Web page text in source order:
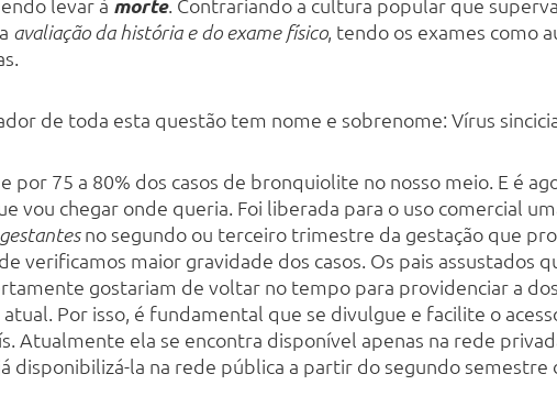
levar à morte. Contrariando a cultura popular que
avaliação da história e do exame físico, tendo os exames como
de toda esta questão tem nome e sobrenome: Vírus
por 75 a 80% dos casos de bronquiolite no nosso meio. E é
vou chegar onde queria. Foi liberada para o uso comercial
gestantesno segundo ou terceiro trimestre da gestação que
verificamos maior gravidade dos casos. Os pais assustados
gostariam de voltar no tempo para providenciar a
Por isso, é fundamental que se divulgue e facilite o
Atualmente ela se encontra disponível apenas na rede
disponibilizá-la na rede pública a partir do segundo semestre